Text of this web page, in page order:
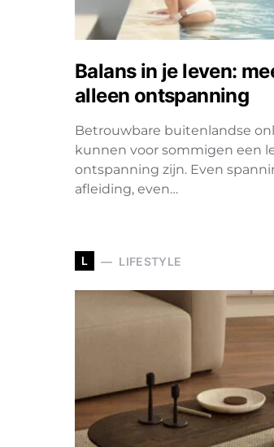
Balans in je leven:
alleen ontspanning
Betrouwbare buitenlandse
kunnen voor sommigen een
ontspanning zijn. Even
afleiding, even…
L LIFESTYLE